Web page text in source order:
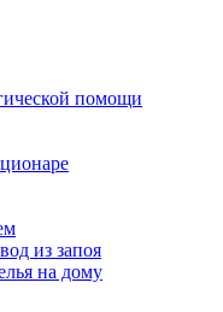
помощи
из запоя
на дому